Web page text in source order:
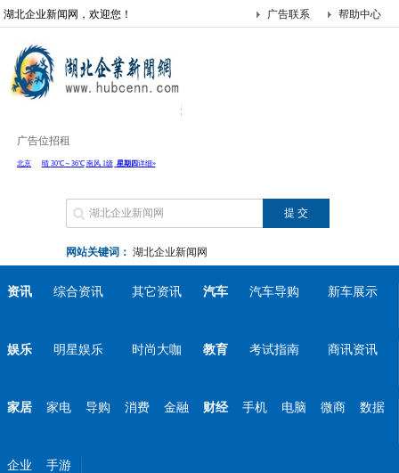
湖北企业新闻网，欢迎您！ 帮助中心
广告联系
广告位招租
网站关键词： 湖北企业新闻网
资讯 综合资讯 其它资讯 汽车 汽车导购 新车展示
娱乐 明星娱乐 时尚大咖 教育 考试指南 商讯资讯
家居 家电 导购 消费 金融 财经 手机 电脑 微商 数据
企业
手游